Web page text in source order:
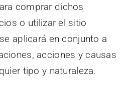
comprar dichos
o utilizar el sitio
aplicará en conjunto a
acciones y causas
tipo y naturaleza.